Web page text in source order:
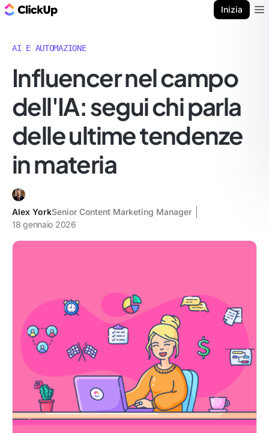
Inizia
AI E AUTOMAZIONE
Influencer nel campo
dell'IA: segui chi parla
delle ultime tendenze
in materia
Alex YorkSenior Content Marketing Manager
18 gennaio 2026